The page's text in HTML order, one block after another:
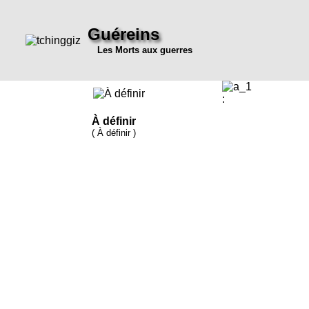
Guéreins
Les Morts aux guerres
À définir
( À définir )
: